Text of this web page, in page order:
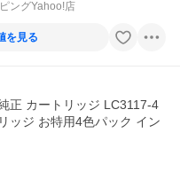
ングYahoo!店
を見る
正 カートリッジ LC3117-4
ッジ お特用4色パック イン